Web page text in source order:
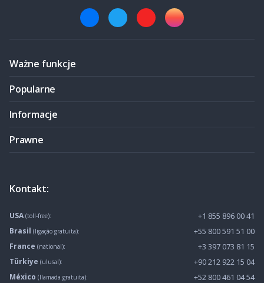
Ważne funkcje
Popularne
Informacje
Prawne
Kontakt:
USA (toll-free): +1 855 896 00 41
Brasil (ligação gratuita): +55 800 591 51 00
France (national): +3 397 073 81 15
Türkiye (ulusal): +90 212 922 15 04
México (llamada gratuita): +52 800 461 04 54